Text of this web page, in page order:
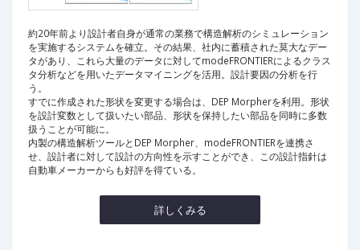
約20年前より設計者自身が通常の業務で構造解析のシミュレーション
を実施するシステムを確立。その結果、社内に蓄積された莫大なデー
タがあり、これら大量のデータに対してmodeFRONTIERによるクラス
タ分析などを用いたデータマイニングを活用。設計要因の分析を行
う。
すでに作成された形状を変更する場合は、DEP Morpherを利用。形状
を設計変数として扱いたい部品、形状を保持したい部品を同時に多数
扱うことが可能に。
内製の構造解析ツールとDEP Morpher、modeFRONTIERを連携さ
せ、設計者に対して設計の方向性を示すことができ、この設計指針は
自動車メーカーからも好評を得ている。
詳しくみる